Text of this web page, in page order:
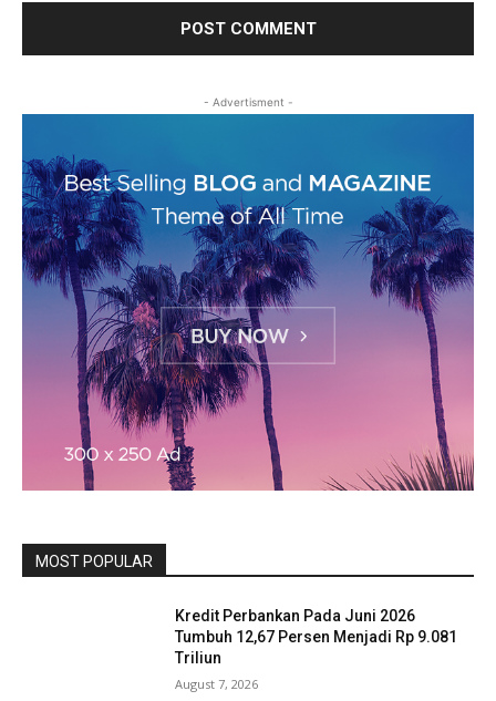
- Advertisment -
MOST POPULAR
Kredit Perbankan Pada Juni 2026
Tumbuh 12,67 Persen Menjadi Rp 9.081
Triliun
August 7, 2026